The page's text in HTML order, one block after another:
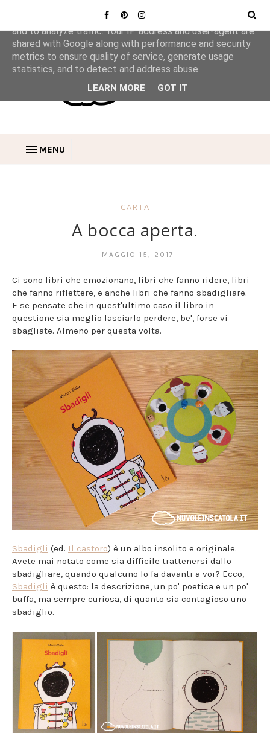
MENU
CARTA
A bocca aperta.
MAGGIO 15, 2017
Ci sono libri che emozionano, libri che fanno ridere, libri
che fanno riflettere, e anche libri che fanno sbadigliare.
E se pensate che in quest'ultimo caso il libro in
questione sia meglio lasciarlo perdere, be', forse vi
sbagliate. Almeno per questa volta.
Sbadigli (ed. Il castoro) è un albo insolito e originale.
Avete mai notato come sia difficile trattenersi dallo
sbadigliare, quando qualcuno lo fa davanti a voi? Ecco,
Sbadigli è questo: la descrizione, un po' poetica e un po'
buffa, ma sempre curiosa, di quanto sia contagioso uno
sbadiglio.
This site uses cookies from Google to deliver its services
and to analyze traffic. Your IP address and user-agent are
shared with Google along with performance and security
metrics to ensure quality of service, generate usage
statistics, and to detect and address abuse.
LEARN MORE GOT IT